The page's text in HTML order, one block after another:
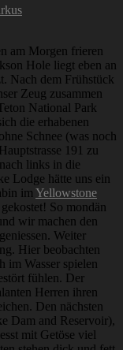
am Morgen frieren
Hole liegt eben an
Nach dem Frühstück
Zeug zusammen
National Park
die erhabenen
Schnee (was noch
191 zu
links in die
Lodge hätte uns ein
im Yellowstone
So mondän
wir machen den
Weiter
Hier beobachten
im Wasser spielen
fühlen. Der
Herren ihren
Den nächsten
Dam and Reservoir),
mit Getöse viel